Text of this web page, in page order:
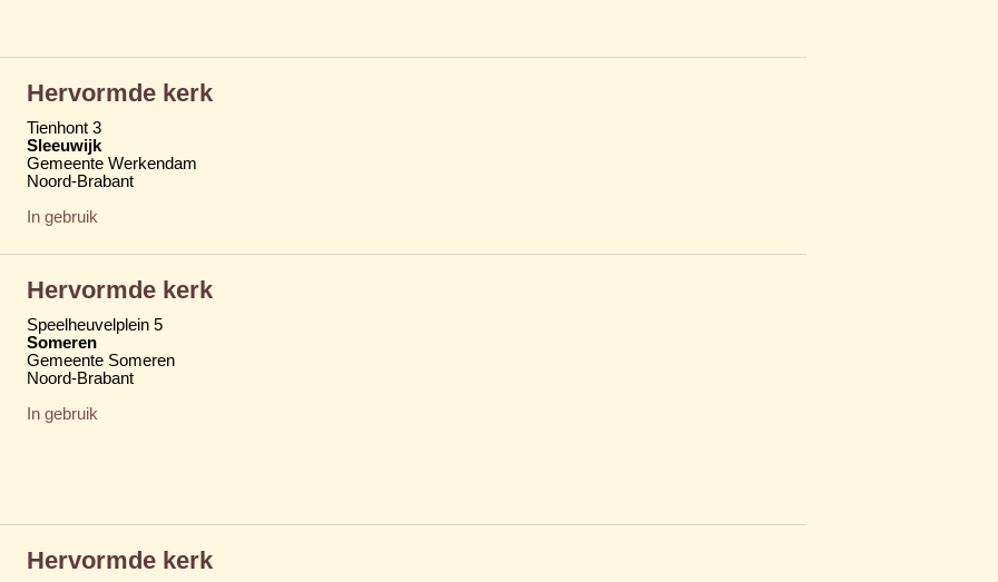
Hervormde kerk
Tienhont 3
Sleeuwijk
Gemeente Werkendam
Noord-Brabant
In gebruik
Hervormde kerk
Speelheuvelplein 5
Someren
Gemeente Someren
Noord-Brabant
In gebruik
Hervormde kerk